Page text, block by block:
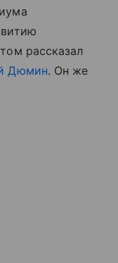
рассказал
Дюмин. Он же